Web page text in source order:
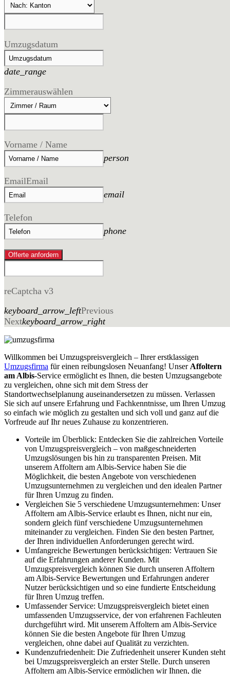
Umzugsdatum
date_range
Zimmerauswählen
Vorname / Name
person
EmailEmail
email
Telefon
phone
Offerte anfordern
reCaptcha v3
keyboard_arrow_leftPrevious
Nextkeyboard_arrow_right
Willkommen bei Umzugspreisvergleich – Ihrer erstklassigen
Umzugsfirma für einen reibungslosen Neuanfang! UnserAffoltern
am Albis-Service ermöglicht es Ihnen, die besten Umzugsangebote
zu vergleichen, ohne sich mit dem Stress der
Standortwechselplanung auseinandersetzen zu müssen. Verlassen
Sie sich auf unsere Erfahrung und Fachkenntnisse, um Ihren Umzug
so einfach wie möglich zu gestalten und sich voll und ganz auf die
Vorfreude auf Ihr neues Zuhause zu konzentrieren.
Vorteile im Überblick: Entdecken Sie die zahlreichen Vorteile
von Umzugspreisvergleich – von maßgeschneiderten
Umzugslösungen bis hin zu transparenten Preisen. Mit
unserem Affoltern am Albis-Service haben Sie die
Möglichkeit, die besten Angebote von verschiedenen
Umzugsunternehmen zu vergleichen und den idealen Partner
für Ihren Umzug zu finden.
Vergleichen Sie 5 verschiedene Umzugsunternehmen: Unser
Affoltern am Albis-Service erlaubt es Ihnen, nicht nur ein,
sondern gleich fünf verschiedene Umzugsunternehmen
miteinander zu vergleichen. Finden Sie den besten Partner,
der Ihren individuellen Anforderungen gerecht wird.
Umfangreiche Bewertungen berücksichtigen: Vertrauen Sie
auf die Erfahrungen anderer Kunden. Mit
Umzugspreisvergleich können Sie durch unseren Affoltern
am Albis-Service Bewertungen und Erfahrungen anderer
Nutzer berücksichtigen und so eine fundierte Entscheidung
für Ihren Umzug treffen.
Umfassender Service: Umzugspreisvergleich bietet einen
umfassenden Umzugsservice, der von erfahrenen Fachleuten
durchgeführt wird. Mit unserem Affoltern am Albis-Service
können Sie die besten Angebote für Ihren Umzug
vergleichen, ohne dabei auf Qualität zu verzichten.
Kundenzufriedenheit: Die Zufriedenheit unserer Kunden steht
bei Umzugspreisvergleich an erster Stelle. Durch unseren
Affoltern am Albis-Service ermöglichen wir Ihnen, die